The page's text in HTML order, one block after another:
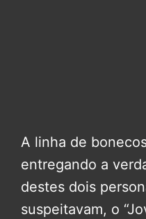
A linha de
entregando a
destes dois
suspeitavam, o